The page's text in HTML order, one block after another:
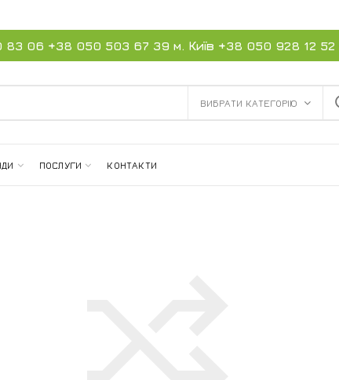
83 06 +38 050 503 67 39 м. Київ +38 050 928 12 52
ВИБРАТИ КАТЕГОРІЮ
ПОСЛУГИ КОНТАКТИ